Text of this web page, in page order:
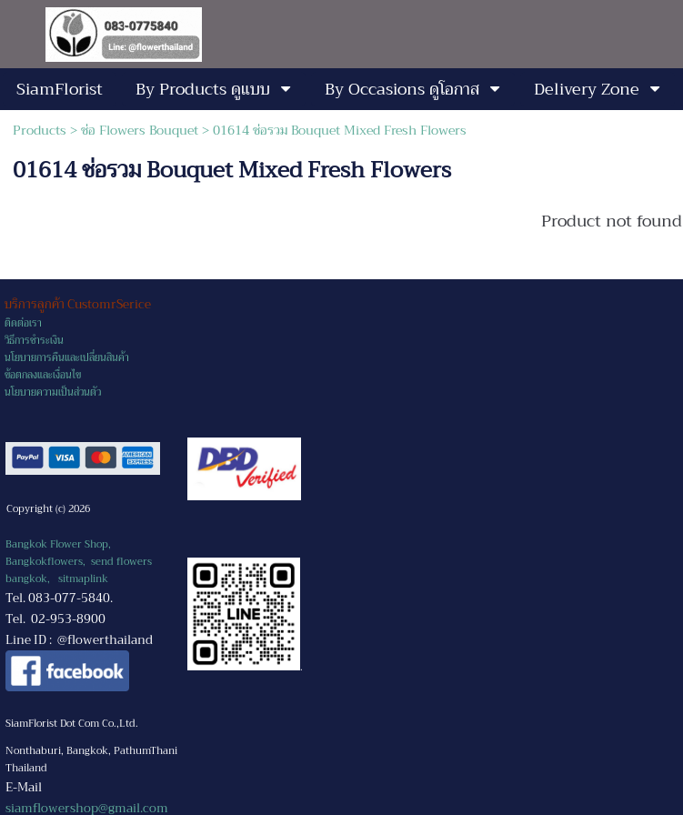
SiamFlorist By Products ดูแบบ By Occasions ดูโอกาส Delivery Zone
Products >ช่อ Flowers Bouquet> 01614 ช่อรวม Bouquet Mixed Fresh Flowers
01614 ช่อรวม Bouquet Mixed Fresh Flowers
Product not found
บริการลูกค้า CustomrSerice
ติดต่อเรา
วิธีการชำระเงิน
นโยบายการคืนและเปลี่ยนสินค้า
ข้อตกลงและเงื่อนไข
นโยบายความเป็นส่วนตัว
Copyright (c) 2026
Bangkok Flower Shop,
Bangkokflowers, send flowers
bangkok, sitmaplink
Tel. 083-077-5840.
Tel. 02-953-8900
Line ID : @flowerthailand
.
SiamFlorist Dot Com Co.,Ltd.
Nonthaburi, Bangkok, PathumThani
Thailand
E-Mail
siamflowershop@gmail.com